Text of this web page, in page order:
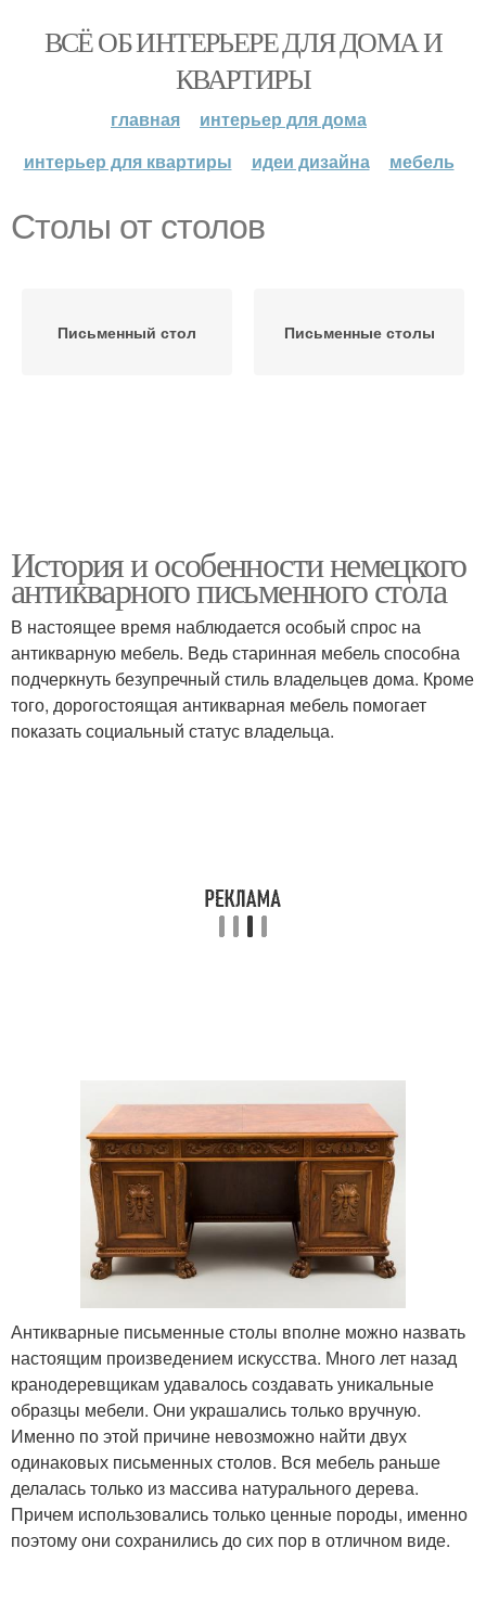
ВСЁ ОБ ИНТЕРЬЕРЕ ДЛЯ ДОМА И
КВАРТИРЫ
главная
интерьер для дома
интерьер для квартиры
идеи дизайна мебель
Столы от столов
Письменный стол Письменные столы
История и особенности немецкого
антикварного письменного стола
В настоящее время наблюдается особый спрос на
антикварную мебель. Ведь старинная мебель способна
подчеркнуть безупречный стиль владельцев дома. Кроме
того, дорогостоящая антикварная мебель помогает
показать социальный статус владельца.
Антикварные письменные столы вполне можно назвать
настоящим произведением искусства. Много лет назад
кранодеревщикам удавалось создавать уникальные
образцы мебели. Они украшались только вручную.
Именно по этой причине невозможно найти двух
одинаковых письменных столов. Вся мебель раньше
делалась только из массива натурального дерева.
Причем использовались только ценные породы, именно
поэтому они сохранились до сих пор в отличном виде.